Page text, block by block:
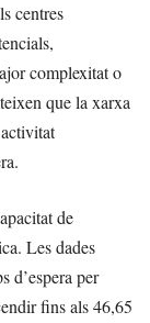
centres
complexitat o
que la xarxa
de
Les dades
d’espera per
fins als 46,65